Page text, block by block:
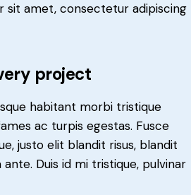
sit amet, consectetur adipiscing
project
habitant morbi tristique
ac turpis egestas. Fusce
justo elit blandit risus, blandit
Duis id mi tristique, pulvinar